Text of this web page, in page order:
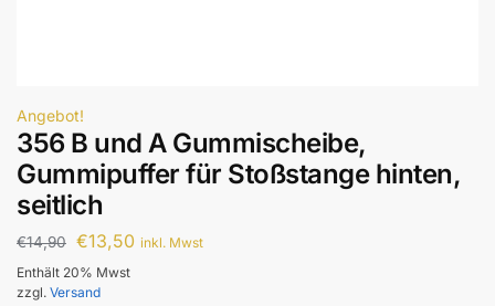
Angebot!
356 B und A Gummischeibe,
Gummipuffer für Stoßstange hinten,
seitlich
€14,90 €13,50 inkl. Mwst
Enthält 20% Mwst
zzgl. Versand